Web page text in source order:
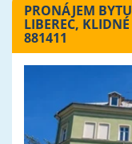
PRONÁJEM
LIBEREC,
881411